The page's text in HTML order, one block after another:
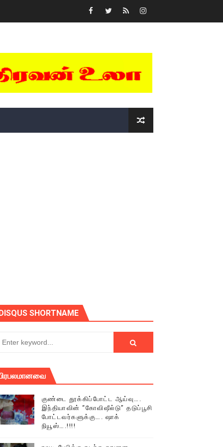
அழைக்கின்றோம்.
(செய்தியும்,படங்களும்..)
திரண்ட தமிழ்மக்கள்!!
SHORTNAME
குண்டை தூக்கிப்போட்ட ஆய்வு….
இந்தியாவின் “கோவிஷீல்டு” தடுப்பூசி
போட்டவர்களுக்கு…. ஷாக்
நியூஸ்….!!!!